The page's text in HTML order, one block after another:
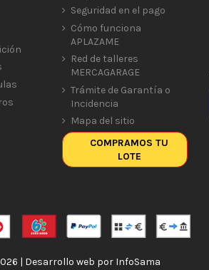
Seguridad en el pago
Cómo funciona
APLAZAME
Red de talleres
MERCAGARAGE
Trámite de Garantía o
Incidencia
Mapa del sitio
COMPRAMOS TU
LOTE
| Desarrollo web por InfoSama